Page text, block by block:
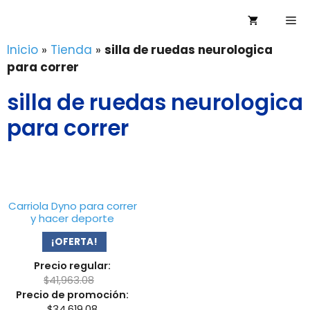
contenido
Inicio » Tienda » silla de ruedas neurologica
para correr
silla de ruedas neurologica
para correr
Carriola Dyno para correr
y hacer deporte
¡OFERTA!
Precio regular:
$41,963.08
Precio de promoción: